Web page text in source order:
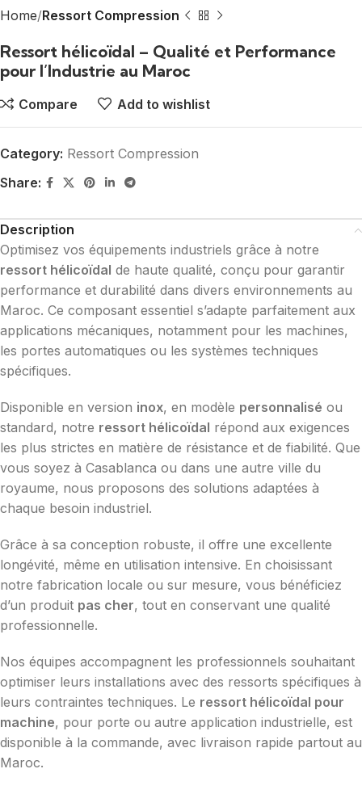
Home Ressort Compression
Ressort hélicoïdal – Qualité et Performance
pour l’Industrie au Maroc
Compare Add to wishlist
Category: Ressort Compression
Share:
Description
Optimisez vos équipements industriels grâce à notre
ressort hélicoïdal de haute qualité, conçu pour garantir
performance et durabilité dans divers environnements au
Maroc. Ce composant essentiel s’adapte parfaitement aux
applications mécaniques, notamment pour les machines,
les portes automatiques ou les systèmes techniques
spécifiques.
Disponible en version inox, en modèle personnalisé ou
standard, notre ressort hélicoïdal répond aux exigences
les plus strictes en matière de résistance et de fiabilité. Que
vous soyez à Casablanca ou dans une autre ville du
royaume, nous proposons des solutions adaptées à
chaque besoin industriel.
Grâce à sa conception robuste, il offre une excellente
longévité, même en utilisation intensive. En choisissant
notre fabrication locale ou sur mesure, vous bénéficiez
d’un produit pas cher, tout en conservant une qualité
professionnelle.
Nos équipes accompagnent les professionnels souhaitant
optimiser leurs installations avec des ressorts spécifiques à
leurs contraintes techniques. Le ressort hélicoïdal pour
machine, pour porte ou autre application industrielle, est
disponible à la commande, avec livraison rapide partout au
Maroc.